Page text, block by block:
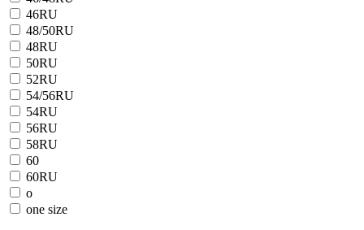
46RU
48/50RU
48RU
50RU
52RU
54/56RU
54RU
56RU
58RU
60
60RU
o
one size